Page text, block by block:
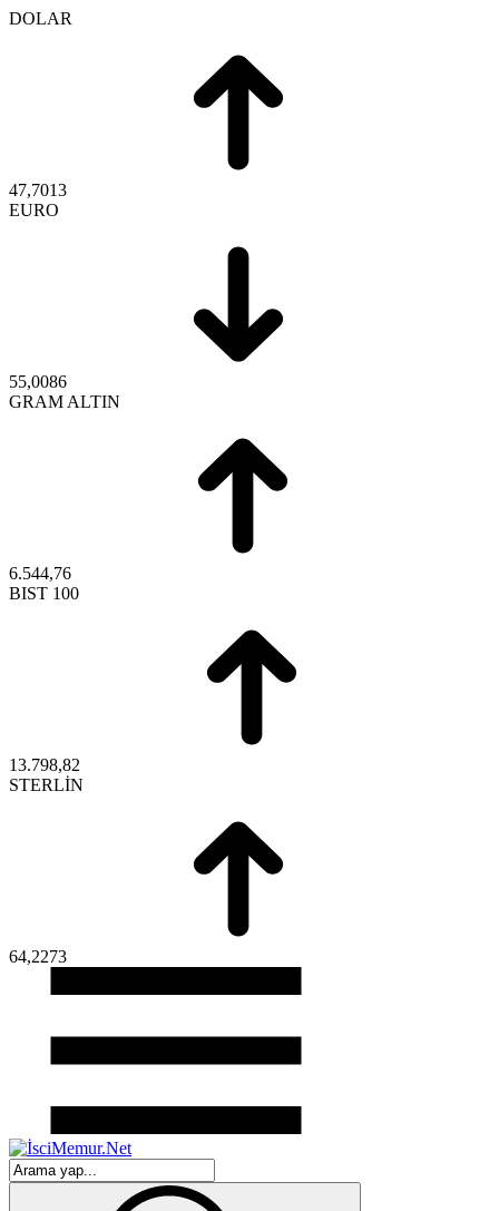
DOLAR
47,7013
EURO
55,0086
GRAM ALTIN
6.544,76
BIST 100
13.798,82
STERLİN
64,2273